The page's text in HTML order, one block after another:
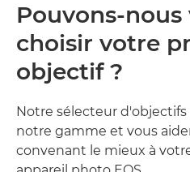
Pouvons-nous
choisir votre
objectif ?
Notre sélecteur
notre gamme et vous
convenant le mieux à